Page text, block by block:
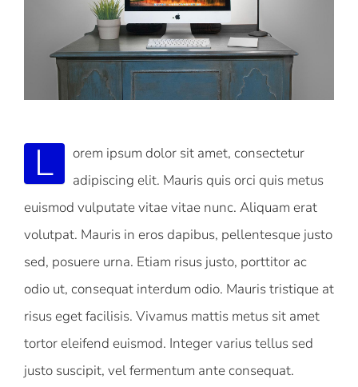
L
orem ipsum dolor sit amet, consectetur
adipiscing elit. Mauris quis orci quis metus
euismod vulputate vitae vitae nunc. Aliquam erat
volutpat. Mauris in eros dapibus, pellentesque justo
sed, posuere urna. Etiam risus justo, porttitor ac
odio ut, consequat interdum odio. Mauris tristique at
risus eget facilisis. Vivamus mattis metus sit amet
tortor eleifend euismod. Integer varius tellus sed
justo suscipit, vel fermentum ante consequat.